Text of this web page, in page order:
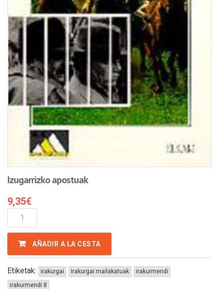
Izugarrizko apostuak
9,35€
Izugarrizko
Apostuak
Cantidad
AÑADIR A LA CESTA
Etiketak: irakurgai Irakurgai mailakatuak
irakurmendi
irakurmendi 8